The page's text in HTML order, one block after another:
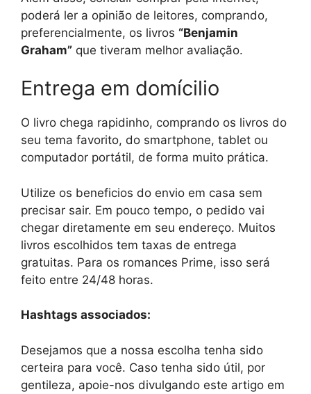
poderá ler a opinião de leitores, comprando,
preferencialmente, os livros “Benjamin
Graham” que tiveram melhor avaliação.
Entrega em domícilio
O livro chega rapidinho, comprando os livros do
seu tema favorito, do smartphone, tablet ou
computador portátil, de forma muito prática.
Utilize os beneficios do envio em casa sem
precisar sair. Em pouco tempo, o pedido vai
chegar diretamente em seu endereço. Muitos
livros escolhidos tem taxas de entrega
gratuitas. Para os romances Prime, isso será
feito entre 24/48 horas.
Hashtags associados:
Desejamos que a nossa escolha tenha sido
certeira para você. Caso tenha sido útil, por
gentileza, apoie-nos divulgando este artigo em